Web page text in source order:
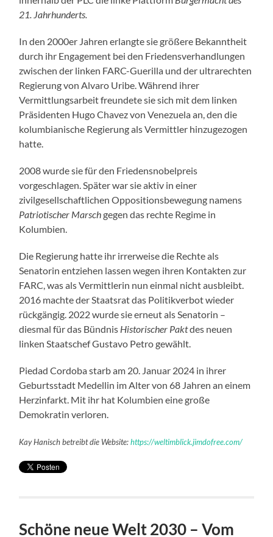
21. Jahrhunderts.
In den 2000er Jahren erlangte sie größere Bekanntheit
durch ihr Engagement bei den Friedensverhandlungen
zwischen der linken FARC-Guerilla und der ultrarechten
Regierung von Alvaro Uribe. Während ihrer
Vermittlungsarbeit freundete sie sich mit dem linken
Präsidenten Hugo Chavez von Venezuela an, den die
kolumbianische Regierung als Vermittler hinzugezogen
hatte.
2008 wurde sie für den Friedensnobelpreis
vorgeschlagen. Später war sie aktiv in einer
zivilgesellschaftlichen Oppositionsbewegung namens
Patriotischer Marschgegen das rechte Regime in
Kolumbien.
Die Regierung hatte ihr irrerweise die Rechte als
Senatorin entziehen lassen wegen ihren Kontakten zur
FARC, was als Vermittlerin nun einmal nicht ausbleibt.
2016 machte der Staatsrat das Politikverbot wieder
rückgängig. 2022 wurde sie erneut als Senatorin –
diesmal für das Bündnis Historischer Paktdes neuen
linken Staatschef Gustavo Petro gewählt.
Piedad Cordoba starb am 20. Januar 2024 in ihrer
Geburtsstadt Medellin im Alter von 68 Jahren an einem
Herzinfarkt. Mit ihr hat Kolumbien eine große
Demokratin verloren.
Kay Hanisch betreibt die Website:https://weltimblick.jimdofree.com/
Schöne neue Welt 2030 – Vom